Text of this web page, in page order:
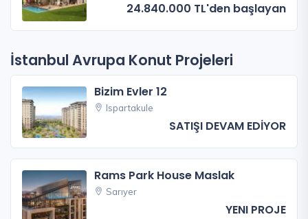
24.840.000 TL'den başlayan
İstanbul Avrupa Konut Projeleri
Bizim Evler 12
Ispartakule
SATIŞI DEVAM EDİYOR
Rams Park House Maslak
Sarıyer
YENI PROJE